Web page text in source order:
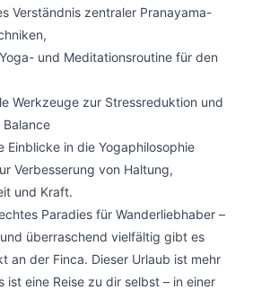
Verständnis zentraler Pranayama-
und Meditationsroutine für den
Werkzeuge zur Stressreduktion und
Balance
Einblicke in die Yogaphilosophie
Verbesserung von Haltung,
und Kraft.
Paradies für Wanderliebhaber –
überraschend vielfältig gibt es
an der Finca. Dieser Urlaub ist mehr
ist eine Reise zu dir selbst – in einer